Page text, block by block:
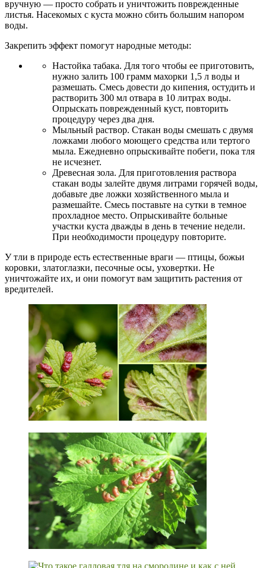
вручную — просто собрать и уничтожить поврежденные
листья. Насекомых с куста можно сбить большим напором
воды.
Закрепить эффект помогут народные методы:
Настойка табака. Для того чтобы ее приготовить,
нужно залить 100 грамм махорки 1,5 л воды и
размешать. Смесь довести до кипения, остудить и
растворить 300 мл отвара в 10 литрах воды.
Опрыскать поврежденный куст, повторить
процедуру через два дня.
Мыльный раствор. Стакан воды смешать с двумя
ложками любого моющего средства или тертого
мыла. Ежедневно опрыскивайте побеги, пока тля
не исчезнет.
Древесная зола. Для приготовления раствора
стакан воды залейте двумя литрами горячей воды,
добавьте две ложки хозяйственного мыла и
размешайте. Смесь поставьте на сутки в темное
прохладное место. Опрыскивайте больные
участки куста дважды в день в течение недели.
При необходимости процедуру повторите.
У тли в природе есть естественные враги — птицы, божьи
коровки, златоглазки, песочные осы, уховертки. Не
уничтожайте их, и они помогут вам защитить растения от
вредителей.